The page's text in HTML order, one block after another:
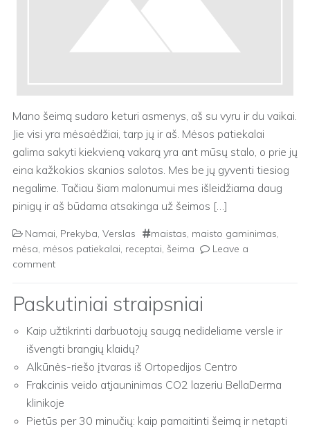
Mano šeimą sudaro keturi asmenys, aš su vyru ir du vaikai.
Jie visi yra mėsaėdžiai, tarp jų ir aš. Mėsos patiekalai
galima sakyti kiekvieną vakarą yra ant mūsų stalo, o prie jų
eina kažkokios skanios salotos. Mes be jų gyventi tiesiog
negalime. Tačiau šiam malonumui mes išleidžiama daug
pinigų ir aš būdama atsakinga už šeimos […]
Namai, Prekyba, Verslas maistas, maisto gaminimas,
mėsa, mėsos patiekalai, receptai, šeima
Leave a
comment
Paskutiniai straipsniai
Kaip užtikrinti darbuotojų saugą nedideliame versle ir
išvengti brangių klaidų?
Alkūnės-riešo įtvaras iš Ortopedijos Centro
Frakcinis veido atjauninimas CO2 lazeriu BellaDerma
klinikoje
Pietūs per 30 minučių: kaip pamaitinti šeimą ir netapti